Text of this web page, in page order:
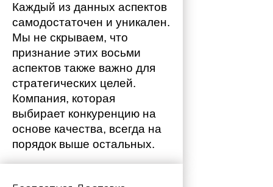
Каждый из данных аспектов
самодостаточен и уникален.
Мы не скрываем, что
признание этих восьми
аспектов также важно для
стратегических целей.
Компания, которая
выбирает конкуренцию на
основе качества, всегда на
порядок выше остальных.